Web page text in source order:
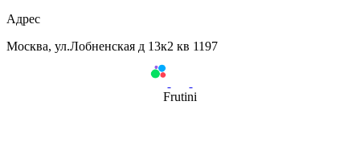
Адрес
Москва, ул.Лобненская д 13к2 кв 1197
Frutini